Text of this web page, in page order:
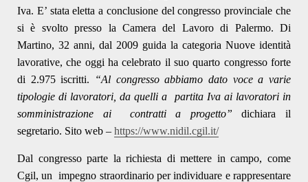
Iva. E’ stata eletta a conclusione del congresso provinciale che
si è svolto presso la Camera del Lavoro di Palermo. Di
Martino, 32 anni, dal 2009 guida la categoria Nuove identità
lavorative, che oggi ha celebrato il suo quarto congresso forte
di 2.975 iscritti.
“Al congresso abbiamo dato voce a varie
tipologie di lavoratori, da quelli a partita Iva ai lavoratori in
somministrazione ai contratti a progetto”dichiara il
segretario. Sito web – https://www.nidil.cgil.it/
Dal congresso parte la richiesta di mettere in campo, come
Cgil, un impegno straordinario per individuare e rappresentare